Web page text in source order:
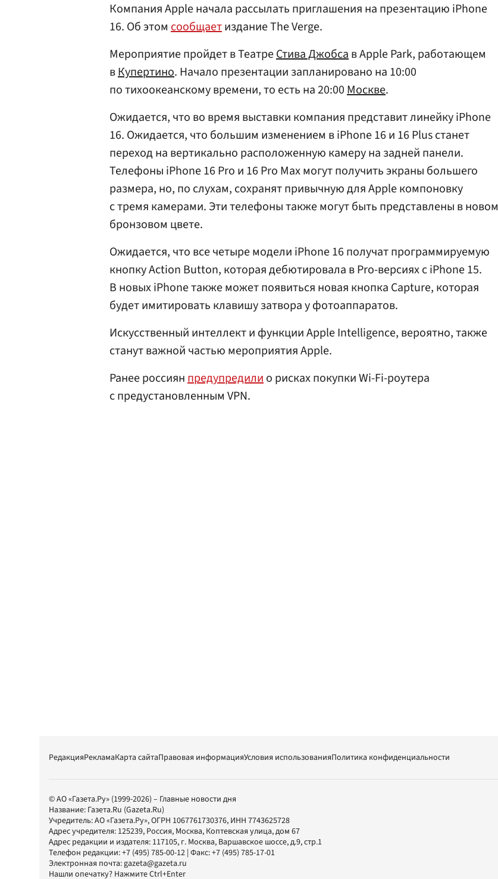
Компания Apple начала рассылать приглашения на презентацию iPhone
16. Об этом сообщаетиздание The Verge.
Мероприятие пройдет в ТеатреСтива Джобсав Apple Park, работающем
вКупертино. Начало презентации запланировано на 10:00
по тихоокеанскому времени, то есть на 20:00Москве.
Ожидается, что во время выставки компания представит линейку iPhone
16. Ожидается, что большим изменением в iPhone 16 и 16 Plus станет
переход на вертикально расположенную камеру на задней панели.
Телефоны iPhone 16 Pro и 16 Pro Max могут получить экраны большего
размера, но, по слухам, сохранят привычную для Apple компоновку
с тремя камерами. Эти телефоны также могут быть представлены в новом
бронзовом цвете.
Ожидается, что все четыре модели iPhone 16 получат программируемую
кнопку Action Button, которая дебютировала в Pro-версиях с iPhone 15.
В новых iPhone также может появиться новая кнопка Capture, которая
будет имитировать клавишу затвора у фотоаппаратов.
Искусственный интеллект и функции Apple Intelligence, вероятно, также
станут важной частью мероприятия Apple.
Ранее россиянпредупредилио рисках покупки Wi-Fi-роутера
с предустановленным VPN.
РедакцияРекламаКарта сайтаПравовая информацияУсловия использованияПолитика конфиденциальности
© АО «Газета.Ру» (1999-2026) – Главные новости дня
Название: Газета.Ru (Gazeta.Ru)
Учредитель:АО «Газета.Ру», ОГРН 1067761730376, ИНН 7743625728
Адрес учредителя: 125239, Россия, Москва, Коптевская улица, дом 67
Адрес редакции и издателя: 117105, г. Москва, Варшавское шоссе, д.9, стр.1
Телефон редакции:+7 (495) 785-00-12 | Факс:+7 (495) 785-17-01
Электронная почта:gazeta@gazeta.ru
Нашли опечатку? Нажмите Ctrl+Enter